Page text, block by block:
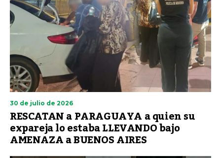
30 de julio de 2026
RESCATAN a PARAGUAYA a quien su
expareja lo estaba LLEVANDO bajo
AMENAZA a BUENOS AIRES